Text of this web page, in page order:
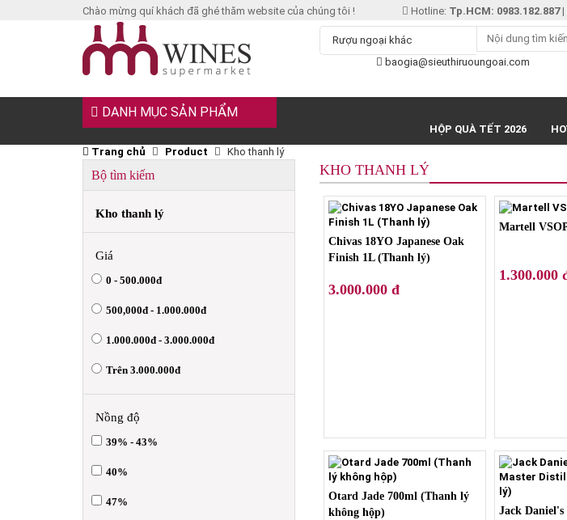
Chào mừng quí khách đã ghé thăm website của chúng tôi ! Hotline: Tp.HCM: 0983.182.887|
baogia@sieuthiruoungoai.com
DANH MỤC SẢN PHẨM
HỘP QUÀ TẾT 2026
Trang chủ
Product Kho thanh lý
Bộ tìm kiếm
Kho thanh lý
Giá
0 - 500.000đ
500,000đ - 1.000.000đ
1.000.000đ - 3.000.000đ
Trên 3.000.000đ
Nồng độ
39% - 43%
40%
47%
KHO THANH LÝ
Chivas 18YO Japanese Oak
Finish 1L (Thanh lý)
3.000.000 đ
Martell
1.300.000
Otard Jade 700ml (Thanh lý
không hộp)
Jack Daniel's